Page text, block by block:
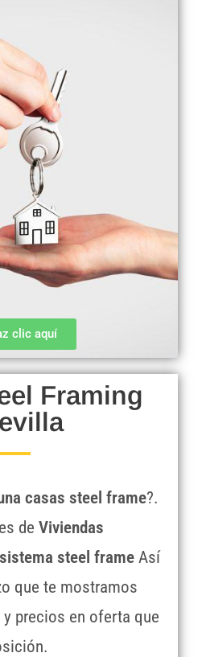
clic aquí
Framing
casas steel frame?.
de Viviendas
steel frame Así
que te mostramos
precios en oferta que